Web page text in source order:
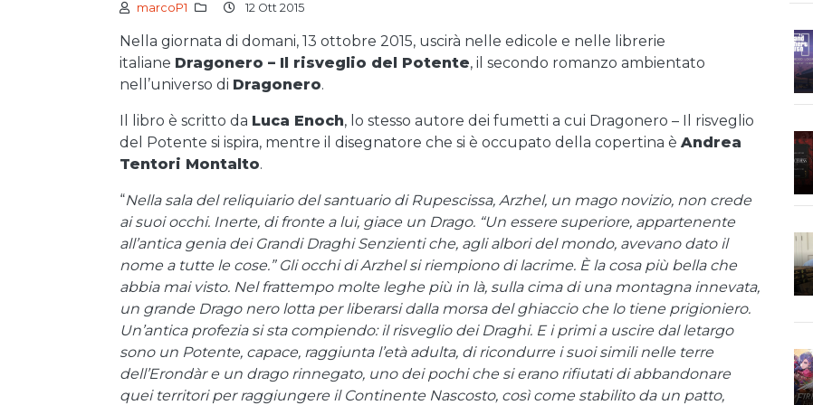
marcoP1 12 Ott 2015
Nella giornata di domani, 13 ottobre 2015, uscirà nelle edicole e nelle librerie
italiane Dragonero – Il risveglio del Potente, il secondo romanzo ambientato
nell’universo di Dragonero.
Il libro è scritto da Luca Enoch, lo stesso autore dei fumetti a cui Dragonero – Il risveglio
del Potente si ispira, mentre il disegnatore che si è occupato della copertina è Andrea
Tentori Montalto.
“Nella sala del reliquiario del santuario di Rupescissa, Arzhel, un mago novizio, non crede
ai suoi occhi. Inerte, di fronte a lui, giace un Drago. “Un essere superiore, appartenente
all’antica genia dei Grandi Draghi Senzienti che, agli albori del mondo, avevano dato il
nome a tutte le cose.” Gli occhi di Arzhel si riempiono di lacrime. È la cosa più bella che
abbia mai visto. Nel frattempo molte leghe più in là, sulla cima di una montagna innevata,
un grande Drago nero lotta per liberarsi dalla morsa del ghiaccio che lo tiene prigioniero.
Un’antica profezia si sta compiendo: il risveglio dei Draghi. E i primi a uscire dal letargo
sono un Potente, capace, raggiunta l’età adulta, di ricondurre i suoi simili nelle terre
dell’Erondàr e un drago rinnegato, uno dei pochi che si erano rifiutati di abbandonare
quei territori per raggiungere il Continente Nascosto, così come stabilito da un patto,